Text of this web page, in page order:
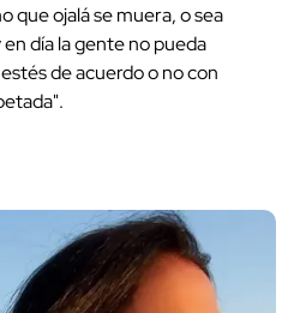
que ojalá se muera, o sea
día la gente no pueda
de acuerdo o no con